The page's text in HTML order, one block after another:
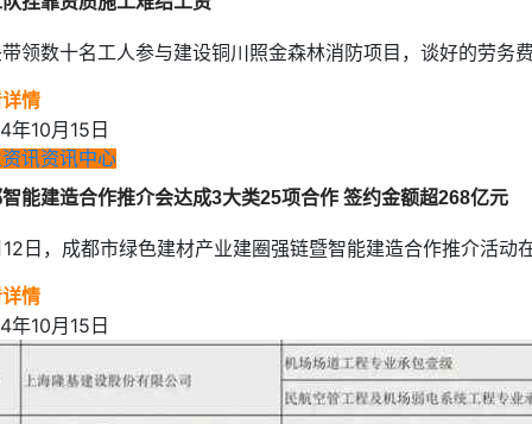
领数十名工人参与建设铜川照金森林消防项目，谈好的劳务
情
年10月15日
讯资讯中心
能建造合作推介会达成3大类25项合作 签约金额超268亿元
日，成都市绿色建材产业建圈强链暨智能建造合作推介活
情
年10月15日